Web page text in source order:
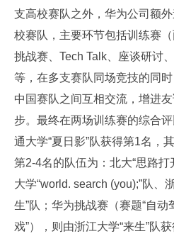
支高校赛队之外，华为公司额
校赛队，主要环节包括训练赛
挑战赛、Tech Talk、座谈研讨
等，在多支赛队同场竞技的同
中国赛队之间互相交流，增进
步。最终在两场训练赛的综合
通大学“夏日影”队获得第1名，
第2-4名的队伍为：北大“思路打
大学“world. search (you);”队、
生”队；华为挑战赛（赛题“自动
戏”），则由浙江大学“来生”队